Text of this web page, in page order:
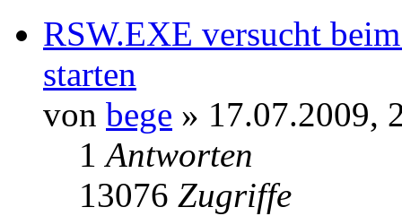
RSW.EXE versucht
starten
von bege » 17.07.2009,
1Antworten
13076 Zugriffe